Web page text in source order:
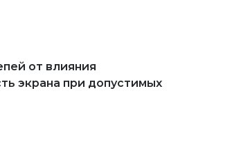
от влияния
экрана при допустимых